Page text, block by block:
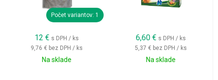
Počet variantov: 1
12 € s DPH / ks
9,76 € bez DPH / ks
Na sklade
6,60 € s DPH / ks
5,37 € bez DPH / ks
Na sklade